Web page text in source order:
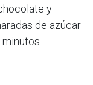
y
de azúcar